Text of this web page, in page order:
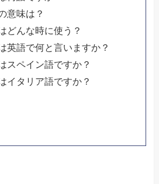
意味は？
どんな時に使う？
英語で何と言いますか？
スペイン語ですか？
イタリア語ですか？